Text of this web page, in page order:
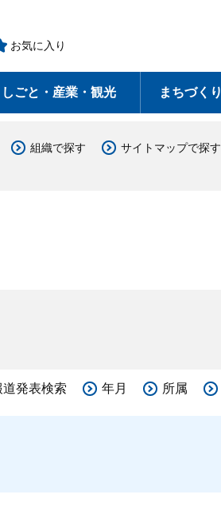
お気に入り
しごと・産業・観光 まちづくり
組織で探す サイトマップで探す
道発表検索 年月 所属